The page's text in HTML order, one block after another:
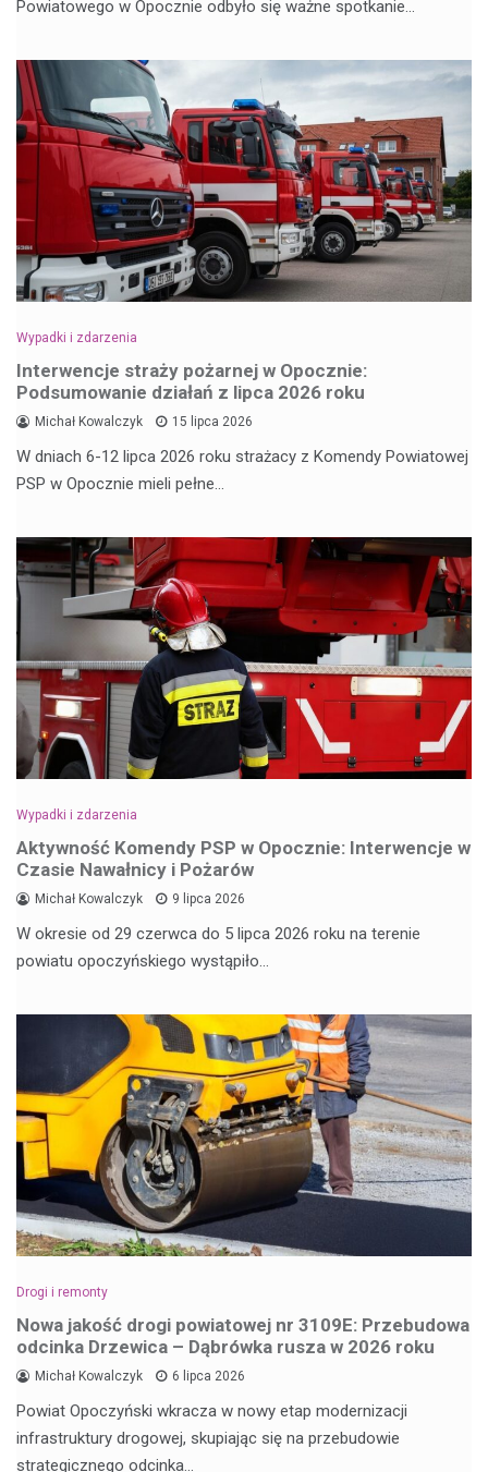
Powiatowego w Opocznie odbyło się ważne spotkanie…
Wypadki i zdarzenia
Interwencje straży pożarnej w Opocznie:
Podsumowanie działań z lipca 2026 roku
Michał Kowalczyk 15 lipca 2026
W dniach 6-12 lipca 2026 roku strażacy z Komendy Powiatowej
PSP w Opocznie mieli pełne…
Wypadki i zdarzenia
Aktywność Komendy PSP w Opocznie: Interwencje w
Czasie Nawałnicy i Pożarów
Michał Kowalczyk 9 lipca 2026
W okresie od 29 czerwca do 5 lipca 2026 roku na terenie
powiatu opoczyńskiego wystąpiło…
Drogi i remonty
Nowa jakość drogi powiatowej nr 3109E: Przebudowa
odcinka Drzewica – Dąbrówka rusza w 2026 roku
Michał Kowalczyk 6 lipca 2026
Powiat Opoczyński wkracza w nowy etap modernizacji
infrastruktury drogowej, skupiając się na przebudowie
strategicznego odcinka…